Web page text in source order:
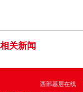
相关新闻
西部基层在线